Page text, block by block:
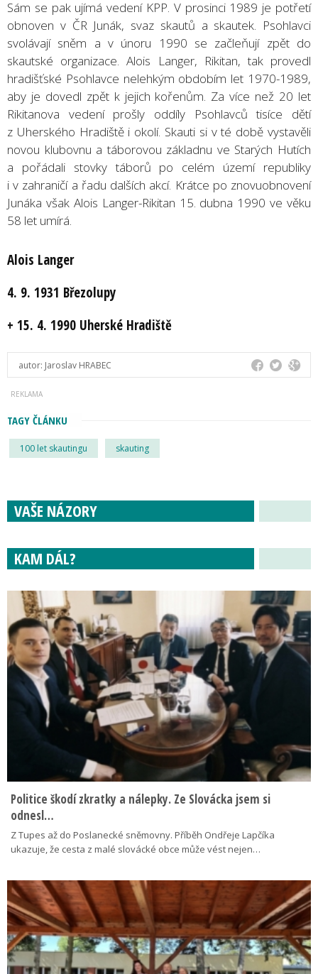
Sám se pak ujímá vedení KPP. V prosinci 1989 je potřetí
obnoven v ČR Junák, svaz skautů a skautek. Psohlavci
svolávají sněm a v únoru 1990 se začleňují zpět do
skautské organizace. Alois Langer, Rikitan, tak provedl
hradišťské Psohlavce nelehkým obdobím let 1970-1989,
aby je dovedl zpět k jejich kořenům. Za více než 20 let
Rikitanova vedení prošly oddíly Psohlavců tisíce dětí
z Uherského Hradiště i okolí. Skauti si v té době vystavěli
novou klubovnu a táborovou základnu ve Starých Hutích
a pořádali stovky táborů po celém území republiky
i v zahraničí a řadu dalších akcí. Krátce po znovuobnovení
Junáka však Alois Langer-Rikitan 15. dubna 1990 ve věku
58 let umírá.
Alois Langer
4. 9. 1931 Březolupy
+ 15. 4. 1990 Uherské Hradiště
autor: Jaroslav HRABEC
TAGY ČLÁNKU
100 let skautingu skauting
VAŠE NÁZORY
KAM DÁL?
Politice škodí zkratky a nálepky. Ze Slovácka jsem si
odnesl…
Z Tupes až do Poslanecké sněmovny. Příběh Ondřeje Lapčíka
ukazuje, že cesta z malé slovácké obce může vést nejen…